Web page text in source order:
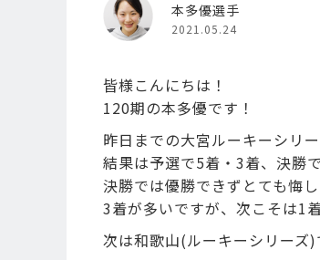
本多優選手
2021.05.24
皆様こんにちは！
120期の本多優です！
昨日までの大宮ルーキーシリ
結果は予選で5着・3着、決勝
決勝では優勝できずとても悔し
3着が多いですが、次こそは1
次は和歌山(ルーキーシリーズ